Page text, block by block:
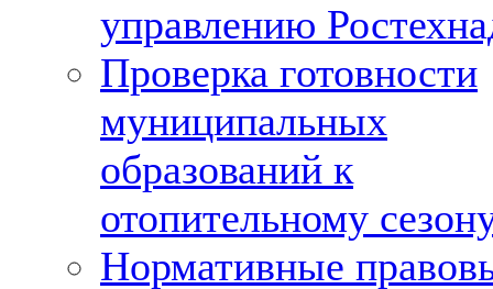
управлению
Проверка готовности
муниципальных
образований к
отопительному
Нормативные